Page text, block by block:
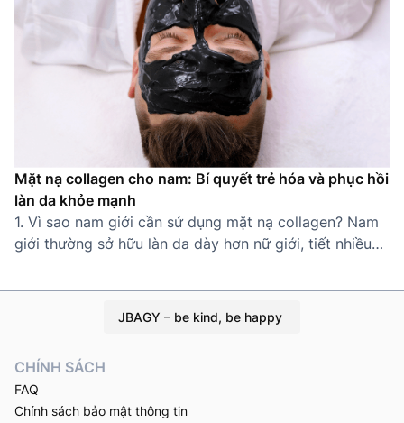
Mặt nạ collagen cho nam: Bí quyết trẻ hóa và phục hồi
làn da khỏe mạnh
1. Vì sao nam giới cần sử dụng mặt nạ collagen? Nam
giới thường sở hữu làn da dày hơn nữ giới, tiết nhiều
nhiễm không khí và các tác nhân bên ngoài. Theo thời
gian, da nam giới cũng bắt đầu […]
JBAGY – be kind, be happy
CHÍNH SÁCH
FAQ
Chính sách bảo mật thông tin